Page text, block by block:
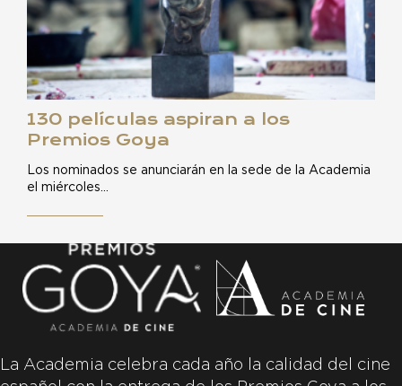
130 películas aspiran a los
Premios Goya
Los nominados se anunciarán en la sede de la Academia
el miércoles…
La Academia celebra cada año la calidad del cine